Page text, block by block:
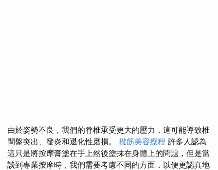
由於姿勢不良，我們的脊椎承受更大的壓力，這可能導致椎
間盤突出、發炎和退化性磨損。 撥筋美容療程 許多人認為
這只是將按摩膏塗在手上然後塗抹在身體上的問題，但是當
談到專業按摩時，我們需要考慮不同的方面，以便更認真地